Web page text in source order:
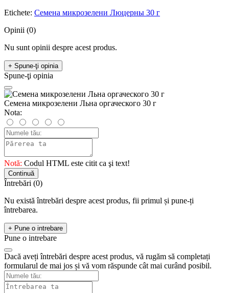
Etichete: Семена микрозелени Люцерны 30 г
Opinii (0)
Nu sunt opinii despre acest produs.
+ Spune-ţi opinia
Spune-ţi opinia
Семена микрозелени Льна оргаческого 30 г
Nota:
Notă: Codul HTML este citit ca şi text!
Continuă
Întrebări (0)
Nu există întrebări despre acest produs, fii primul și pune-ți
întrebarea.
+ Pune o intrebare
Pune o intrebare
Dacă aveți întrebări despre acest produs, vă rugăm să completați
formularul de mai jos și vă vom răspunde cât mai curând posibil.